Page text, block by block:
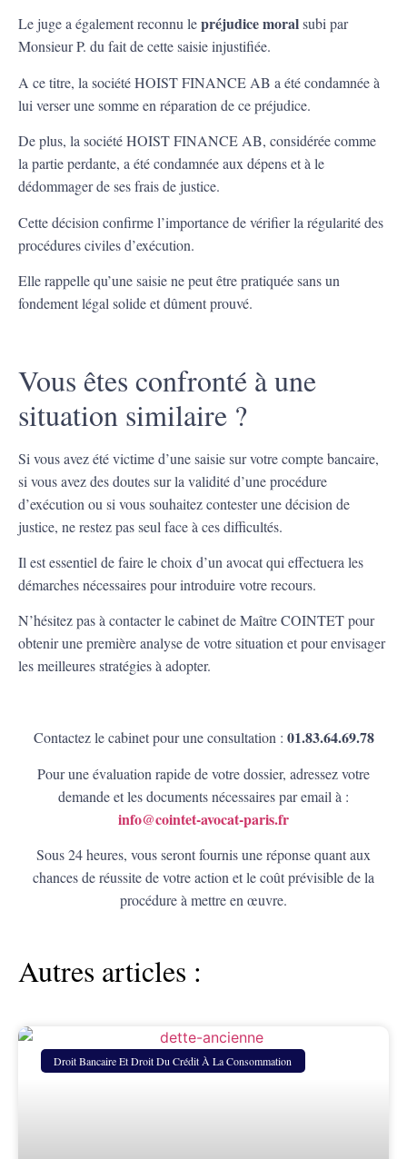
Le juge a également reconnu lepréjudice moralsubi par
Monsieur P. du fait de cette saisie injustifiée.
A ce titre, la société HOIST FINANCE AB a été condamnée à
lui verser une somme en réparation de ce préjudice.
De plus, la société HOIST FINANCE AB, considérée comme
la partie perdante, a été condamnée aux dépens et à le
dédommager de ses frais de justice.
Cette décision confirme l’importance de vérifier la régularité des
procédures civiles d’exécution.
Elle rappelle qu’une saisie ne peut être pratiquée sans un
fondement légal solide et dûment prouvé.
Vous êtes confronté à une
situation similaire ?
Si vous avez été victime d’une saisie sur votre compte bancaire,
si vous avez des doutes sur la validité d’une procédure
d’exécution ou si vous souhaitez contester une décision de
justice, ne restez pas seul face à ces difficultés.
Il est essentiel de faire le choix d’un avocat qui effectuera les
démarches nécessaires pour introduire votre recours.
N’hésitez pas à contacter le cabinet de Maître COINTET pour
obtenir une première analyse de votre situation et pour envisager
les meilleures stratégies à adopter.
Contactez le cabinet pour une consultation : 01.83.64.69.78
Pour une évaluation rapide de votre dossier, adressez votre
demande et les documents nécessaires par email à :
info@cointet-avocat-paris.fr
Sous 24 heures, vous seront fournis une réponse quant aux
chances de réussite de votre action et le coût prévisible de la
procédure à mettre en œuvre.
Autres articles :
Droit Bancaire Et Droit Du Crédit À La Consommation